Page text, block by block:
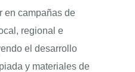
en campañas de
regional e
el desarrollo
y materiales de